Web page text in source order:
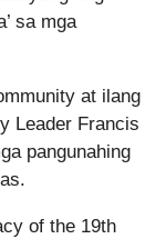
sa mga
at ilang
Leader Francis
pangunahing
of the 19th